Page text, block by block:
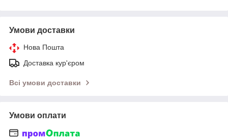
Умови доставки
Нова Пошта
Доставка кур'єром
Всі умови доставки
Умови оплати